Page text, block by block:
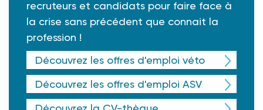
recruteurs et candidats pour faire face à
la crise sans précédent que connait la
profession !
Découvrez les offres d'emploi véto
Découvrez les offres d'emploi ASV